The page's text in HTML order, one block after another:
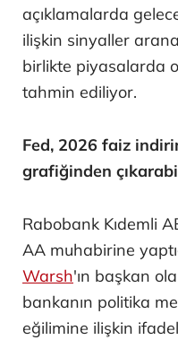
açıklamalarda
ilişkin sinyaller
birlikte piyasalarda
tahmin ediliyor.
Fed, 2026 faiz
grafiğinden
Rabobank Kıdemli
AA muhabirine
Warsh'ın başkan
bankanın politika
eğilimine ilişkin